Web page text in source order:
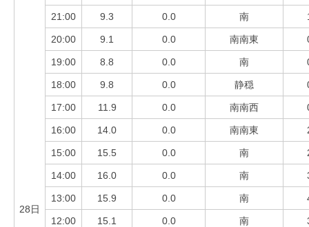
28日
21:00 9.3 0.0 南
20:00 9.1 0.0 南南東
19:00 8.8 0.0 南
18:00 9.8 0.0 静穏
17:00 11.9 0.0 南南西
16:00 14.0 0.0 南南東
15:00 15.5 0.0 南
14:00 16.0 0.0 南
13:00 15.9 0.0 南
12:00 15.1 0.0 南